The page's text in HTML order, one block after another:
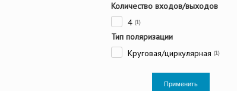
Количество входов/выходов
4 (1)
Тип поляризации
Круговая/циркулярная (1)
Применить